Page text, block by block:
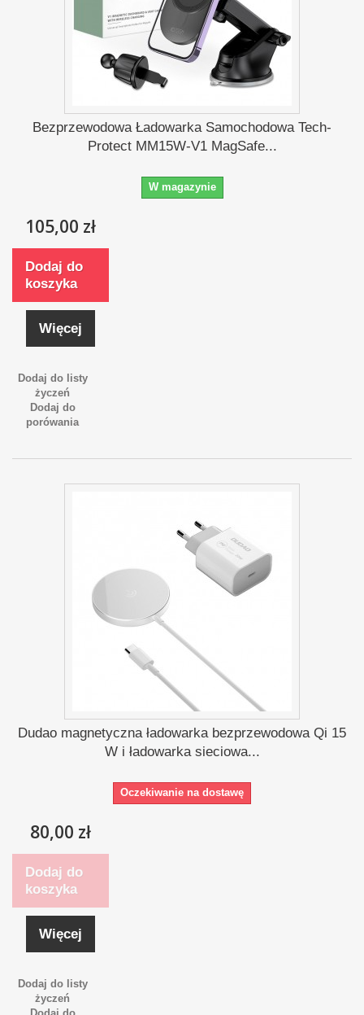
Bezprzewodowa Ładowarka Samochodowa Tech-
Protect MM15W-V1 MagSafe...
W magazynie
105,00 zł
Dodaj do
koszyka
Więcej
Dodaj do listy
życzeń
Dodaj do
porówania
Dudao magnetyczna ładowarka bezprzewodowa Qi 15
W i ładowarka sieciowa...
Oczekiwanie na dostawę
80,00 zł
Dodaj do
koszyka
Więcej
Dodaj do listy
życzeń